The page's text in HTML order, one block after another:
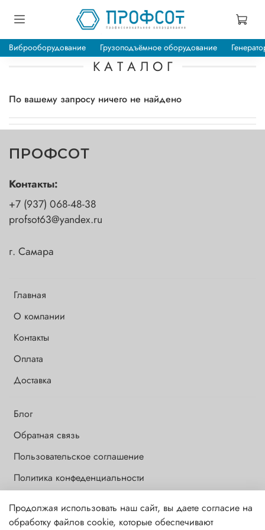
Виброоборудование Грузоподъёмное оборудование
По вашему запросу ничего не найдено
К А Т А Л О Г
ПРОФСОТ
Главная
О компании
Контакты
Оплата
Доставка
Блог
Обратная связь
Пользовательское соглашение
Политика конфеденциальности
Контакты:
+7 (937) 068-48-38
profsot63@yandex.ru
г. Самара
Обращаем Ваше внимание на то, что данный интернет-сайт носит
Продолжая использовать наш сайт, вы даете согласие на
обработку файлов cookie, которые обеспечивают